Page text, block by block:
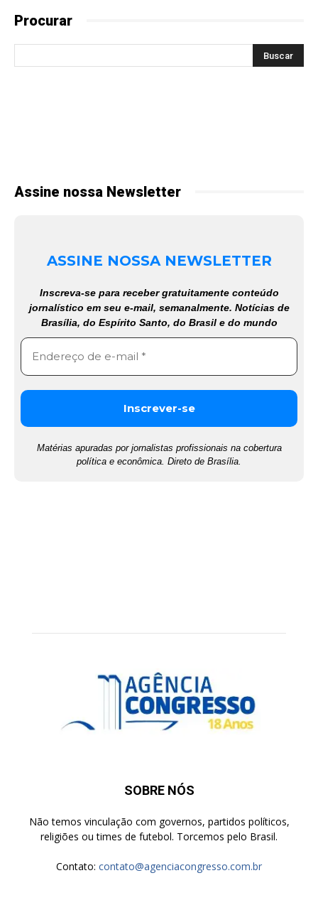
Procurar
Assine nossa Newsletter
ASSINE NOSSA NEWSLETTER
Inscreva-se para receber gratuitamente conteúdo
jornalístico em seu e-mail, semanalmente. Notícias de
Brasília, do Espírito Santo, do Brasil e do mundo
Matérias apuradas por jornalistas profissionais na cobertura
política e econômica. Direto de Brasília.
SOBRE NÓS
Não temos vinculação com governos, partidos políticos,
religiões ou times de futebol. Torcemos pelo Brasil.
Contato: contato@agenciacongresso.com.br